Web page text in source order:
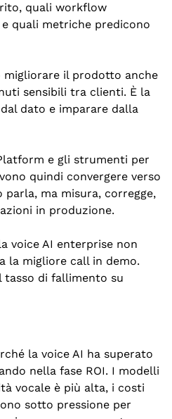
quali workflow
quali metriche predicono
migliorare il prodotto anche
sensibili tra clienti. È la
dato e imparare dalla
e gli strumenti per
quindi convergere verso
parla, ma misura, corregge,
in produzione.
voice AI enterprise non
la migliore call in demo.
tasso di fallimento su
la voice AI ha superato
nella fase ROI. I modelli
vocale è più alta, i costi
sotto pressione per